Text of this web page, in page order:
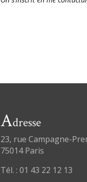
Adresse
23, rue Campagne-
75014 Paris
Tél. : 01 43 22 12 13